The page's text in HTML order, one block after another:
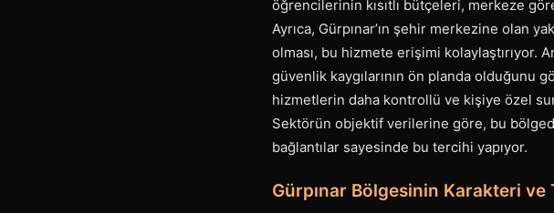
öğrencilerinin kısıtlı bütçeleri, merkeze
Ayrıca, Gürpınar’ın şehir merkezine olan
olması, bu hizmete erişimi kolaylaştırıyor.
güvenlik kaygılarının ön planda olduğunu
hizmetlerin daha kontrollü ve kişiye özel
Sektörün objektif verilerine göre, bu
bağlantılar sayesinde bu tercihi yapıyor.
Gürpınar Bölgesinin Karakteri ve